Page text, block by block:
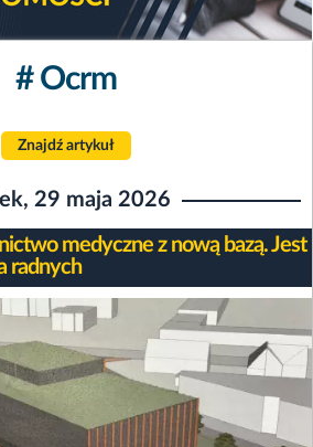
# Ocrm
Znajdź artykuł
29 maja 2026
medyczne z nową bazą. Jest
radnych